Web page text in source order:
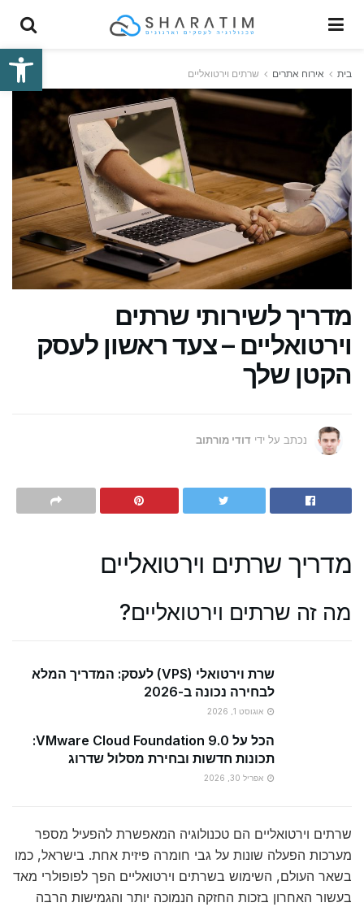
פתח
בית אירוח אתרים שרתים וירטואליים
מדריך לשירותי שרתים
וירטואליים – צעד ראשון לעסק
הקטן שלך
נכתב על ידי דודי מורתוב
מדריך שרתים וירטואליים
מה זה שרתים וירטואליים?
שרת וירטואלי (VPS) לעסק: המדריך המלא
לבחירה נכונה ב-2026
אוגוסט 1, 2026
הכל על VMware Cloud Foundation 9.0:
תכונות חדשות ובחירת מסלול שדרוג
אפריל 30, 2026
שרתים וירטואליים הם טכנולוגיה המאפשרת להפעיל מספר
מערכות הפעלה שונות על גבי חומרה פיזית אחת. בישראל, כמו
בשאר העולם, השימוש בשרתים וירטואליים הפך לפופולרי מאד
בעשור האחרון בזכות החזקה הנמוכה יותר והגמישות הרבה